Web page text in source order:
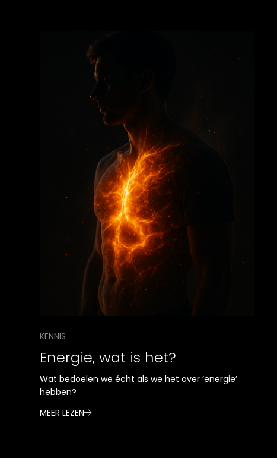
KENNIS
Energie, wat is het?
Wat bedoelen we écht als we het over ‘energie’
hebben?
MEER LEZEN